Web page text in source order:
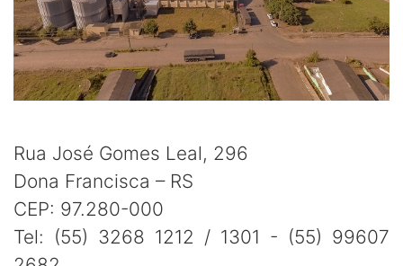
Rua José Gomes Leal, 296
Dona Francisca – RS
CEP: 97.280-000
Tel: (55) 3268 1212 / 1301 - (55) 99607